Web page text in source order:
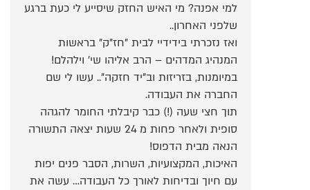
למי אפנה? מי האיש החזק שיסייע לי כעת ברגע
שלפני האחרון..
ואז נזכרתי בידידיי לבית "חז"ק" בראשות
המנהיג המדהים – הרב אליהו שי' וילהלם!
במיומנות, בזריזות וב"יד חזקה".. עשו לי שם
החברה את העבודה.
תוך חצי שעה (!) כבר קיבלתי החומר להגהה
סופית ולאחר פחות מ 24 שעות יצאה התשורה
הנאה מבית הדפוס!
האיכות, המקצועיות, השרות, הסבר פנים יפות
עם חיוך ובדיחות לאורך כל העבודה… עשה את